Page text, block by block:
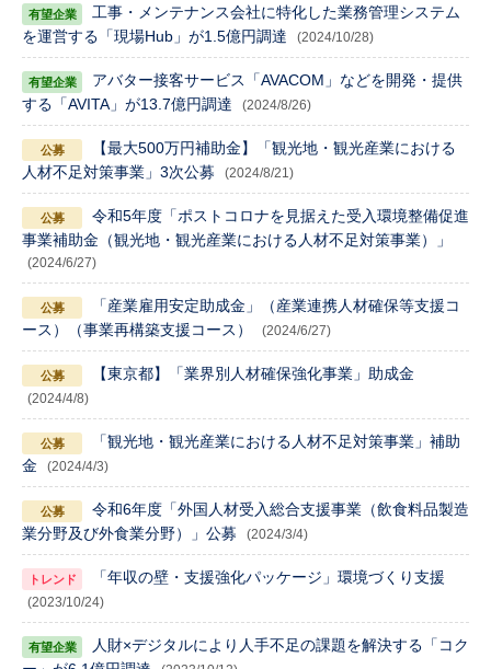
工事・メンテナンス会社に特化した業務管理システム
を運営する「現場Hub」が1.5億円調達
(2024/10/28)
アバター接客サービス「AVACOM」などを開発・提供
する「AVITA」が13.7億円調達
(2024/8/26)
【最大500万円補助金】「観光地・観光産業における
人材不足対策事業」3次公募
(2024/8/21)
令和5年度「ポストコロナを見据えた受入環境整備促進
事業補助金（観光地・観光産業における人材不足対策事業）」
(2024/6/27)
「産業雇用安定助成金」（産業連携人材確保等支援コ
ース）（事業再構築支援コース）
(2024/6/27)
【東京都】「業界別人材確保強化事業」助成金
(2024/4/8)
「観光地・観光産業における人材不足対策事業」補助
金
(2024/4/3)
令和6年度「外国人材受入総合支援事業（飲食料品製造
業分野及び外食業分野）」公募
(2024/3/4)
「年収の壁・支援強化パッケージ」環境づくり支援
(2023/10/24)
人財×デジタルにより人手不足の課題を解決する「コク